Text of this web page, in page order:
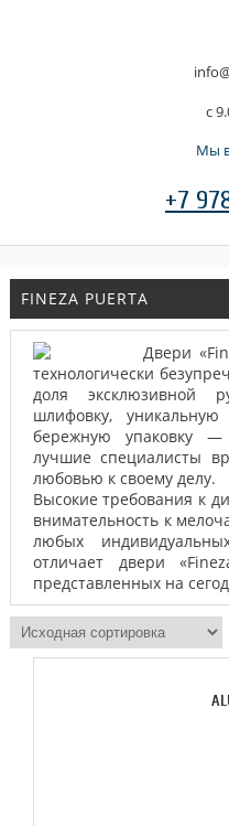
c
Мы
+7
FINEZA PUERTA
Двери
технологически
доля эксклюзивной
шлифовку,
бережную упаковку
лучшие специалисты
любовью к своему делу.
Высокие требования к
внимательность к
любых
отличает двери
представленных на